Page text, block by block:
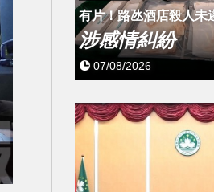
有片！路氹酒店殺人未
涉感情糾紛
07/08/2026